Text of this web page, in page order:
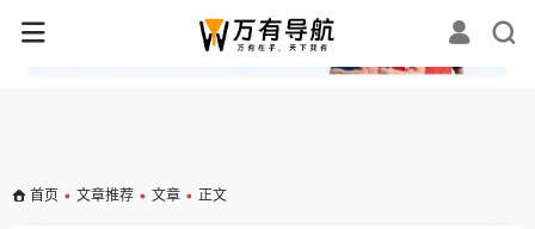
✕
首页 • 文章推荐 • 文章 • 正文